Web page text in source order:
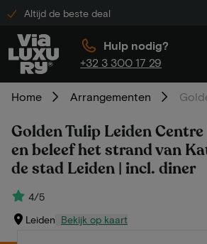
Altijd de beste deal
Hulp nodig?
+32 3 300 17 29
Home Arrangementen
Golden Tulip Leiden Centre
en beleef het strand van
de stad Leiden | incl. diner
4/5
Leiden Bekijk op kaart